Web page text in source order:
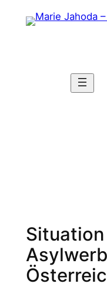
Inhalt